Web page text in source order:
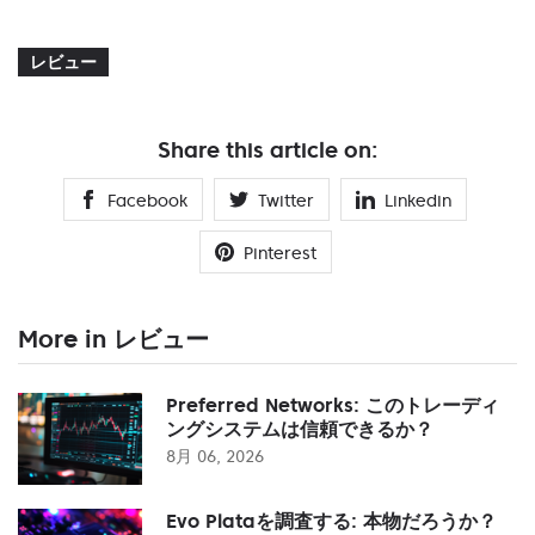
レビュー
Share this article on:
Facebook Twitter Linkedin
Pinterest
More in レビュー
Preferred Networks: このトレーディ
ングシステムは信頼できるか？
8月 06, 2026
Evo Plataを調査する: 本物だろうか？